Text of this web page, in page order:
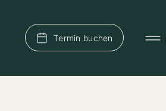
Termin buchen